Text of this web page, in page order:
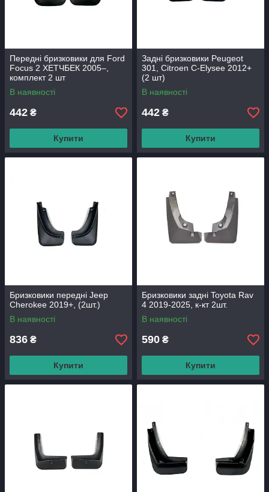
Передні бризковики для Ford
Focus 2 ХЕТЧБЕК 2005–,
комплект 2 шт
В наявності
442 ₴
Купити
Задні бризковики Peugeot
301, Citroen C-Elysee 2012+
(2 шт)
В наявності
442 ₴
Купити
Бризковики передні Jeep
Cherokee 2019+, (2шт.)
В наявності
836 ₴
Купити
Бризковики задні Toyota Rav
4 2019-2025, к-кт 2шт.
В наявності
590 ₴
Купити